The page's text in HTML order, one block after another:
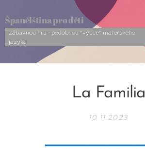
Španělština pro děti
zábavnou hru - podobnou “výuce” mateřského
jazyka
La Familia
10.11.2023